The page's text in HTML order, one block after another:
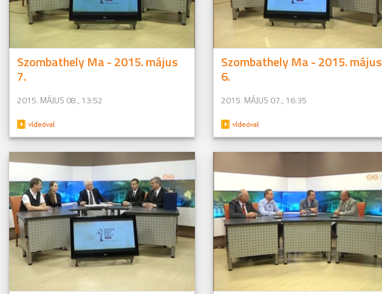
Szombathely Ma - 2015. május
7.
2015. MÁJUS 08., 13:52
Szombathely Ma - 2015. május
6.
2015. MÁJUS 07., 16:35